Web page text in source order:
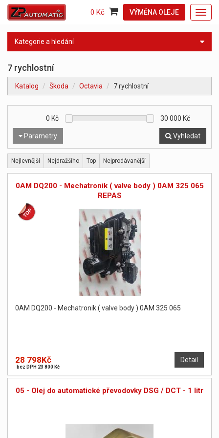
VÝMĚNA OLEJE
0 Kč
Kategorie a hledání
7 rychlostní
Katalog Škoda Octavia 7 rychlostní
Parametry
0 Kč 30 000 Kč
Vyhledat
Nejlevnější Nejdražšího Top Nejprodávanější
0AM DQ200 - Mechatronik ( valve body ) 0AM 325 065
REPAS
0AM DQ200 - Mechatronik ( valve body ) 0AM 325 065
Detail
28 798Kč
bez DPH 23 800 Kč
05 - Olej do automatické převodovky DSG / DCT - 1 litr